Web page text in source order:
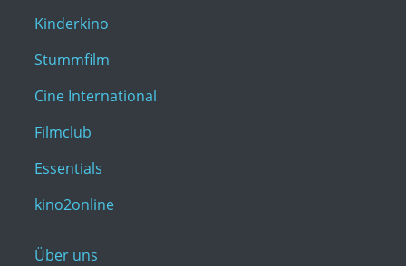
Kinderkino
Stummfilm
Cine International
Filmclub
Essentials
kino2online
Über uns